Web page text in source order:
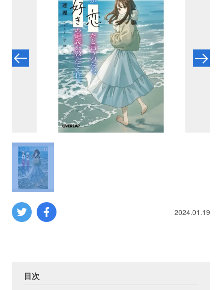
2024.01.19
目次
鉄道・バス
コミック・ラノベ
プロレス
コンピューター
ミリタリー
その他
フェア